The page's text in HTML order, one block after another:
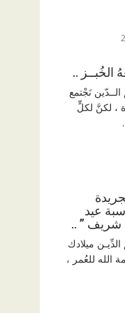
الخُبــز ..
نَجْتمع
، لكنَّ لكلٍّ
عيد
شريف ” ..
ميلادك
الله للعُمر ،